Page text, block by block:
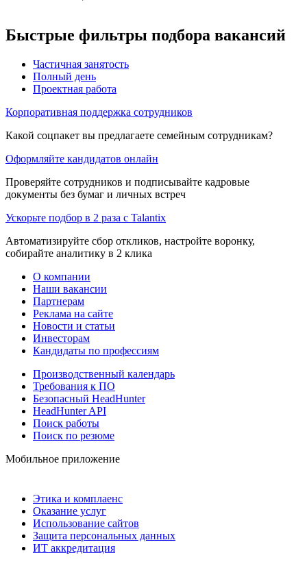
Быстрые фильтры подбора вакансий
Частичная занятость
Полный день
Проектная работа
Корпоративная поддержка сотрудников
Какой соцпакет вы предлагаете семейным сотрудникам?
Оформляйте кандидатов онлайн
Проверяйте сотрудников и подписывайте кадровые
документы без бумаг и личных встреч
Ускорьте подбор в 2 раза с Talantix
Автоматизируйте сбор откликов, настройте воронку,
собирайте аналитику в 2 клика
О компании
Наши вакансии
Партнерам
Реклама на сайте
Новости и статьи
Инвесторам
Кандидаты по профессиям
Производственный календарь
Требования к ПО
Безопасный HeadHunter
HeadHunter API
Поиск работы
Поиск по резюме
Мобильное приложение
Этика и комплаенс
Оказание услуг
Использование сайтов
Защита персональных данных
ИТ аккредитация